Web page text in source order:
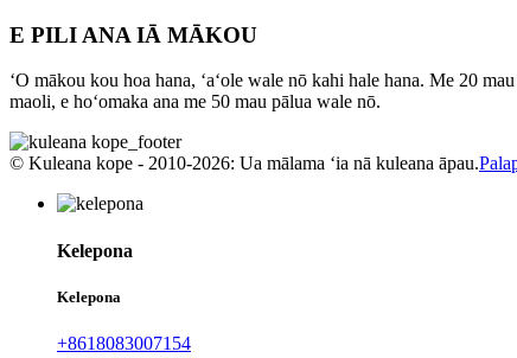
E PILI ANA IĀ MĀKOU
ʻO mākou kou hoa hana, ʻaʻole wale nō kahi hale hana. Me 20
maoli, e hoʻomaka ana me 50 mau pālua wale nō.
© Kuleana kope - 2010-2026: Ua mālama ʻia nā kuleana āpau.
Kelepona
Kelepona
+8618083007154